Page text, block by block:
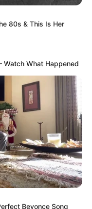
80s & This Is Her
Watch What Happened
Beyonce Song